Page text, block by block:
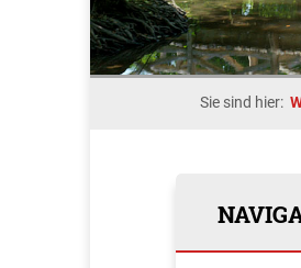
Sie sind hier: